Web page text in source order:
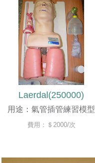
Laerdal(250000)
用途：氣管插管練習模型
費用：＄2000/次